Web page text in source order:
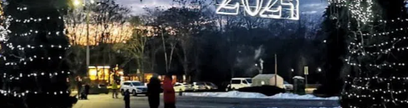
62-РІЧНУ
ВНАСЛІДОК ПОРАНЕНЬ, ОТРИМАНИХ
ПОМЕР ВОЇН ЮРІЙ ВОЙТИК